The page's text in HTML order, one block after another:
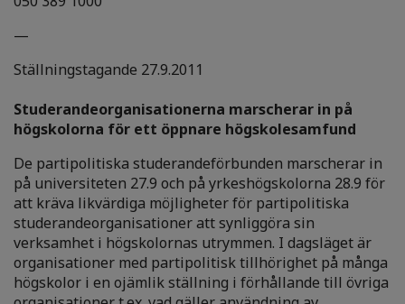
—
Ställningstagande 27.9.2011
Studerandeorganisationerna marscherar in på
högskolorna för ett öppnare högskolesamfund
De partipolitiska studerandeförbunden marscherar in
på universiteten 27.9 och på yrkeshögskolorna 28.9 för
att kräva likvärdiga möjligheter för partipolitiska
studerandeorganisationer att synliggöra sin
verksamhet i högskolornas utrymmen. I dagsläget är
organisationer med partipolitisk tillhörighet på många
högskolor i en ojämlik ställning i förhållande till övriga